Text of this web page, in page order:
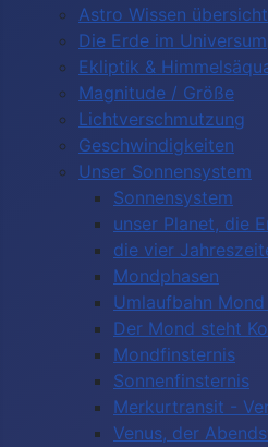
Astro Wissen übersicht
Die Erde im Universum
Ekliptik &
Magnitude / Größe
Lichtverschmutzung
Geschwindigkeiten
Unser Sonnensystem
Sonnensystem
unser Planet, die
die vier
Mondphasen
Umlaufbahn
Der Mond steht
Mondfinsternis
Sonnenfinsternis
Merkurtransit -
Venus, der